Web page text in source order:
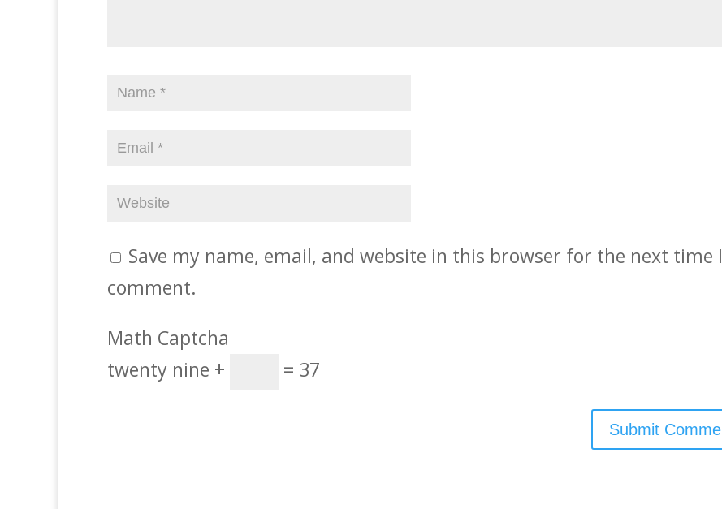
Save my name, email, and website in this browser for the next time I
comment.
Math Captcha
twenty nine +
= 37